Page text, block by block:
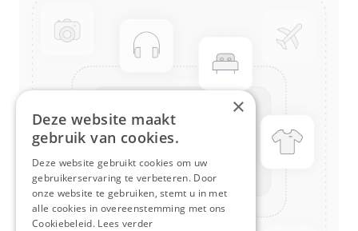
×
Deze website maakt
gebruik van cookies.
Deze website gebruikt cookies om uw
gebruikerservaring te verbeteren. Door
onze website te gebruiken, stemt u in met
alle cookies in overeenstemming met ons
Cookiebeleid. Lees verder